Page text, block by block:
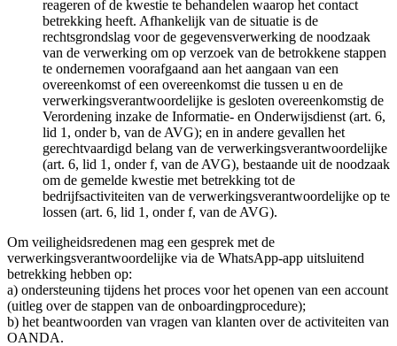
reageren of de kwestie te behandelen waarop het contact
betrekking heeft. Afhankelijk van de situatie is de
rechtsgrondslag voor de gegevensverwerking de noodzaak
van de verwerking om op verzoek van de betrokkene stappen
te ondernemen voorafgaand aan het aangaan van een
overeenkomst of een overeenkomst die tussen u en de
verwerkingsverantwoordelijke is gesloten overeenkomstig de
Verordening inzake de Informatie- en Onderwijsdienst (art. 6,
lid 1, onder b, van de AVG); en in andere gevallen het
gerechtvaardigd belang van de verwerkingsverantwoordelijke
(art. 6, lid 1, onder f, van de AVG), bestaande uit de noodzaak
om de gemelde kwestie met betrekking tot de
bedrijfsactiviteiten van de verwerkingsverantwoordelijke op te
lossen (art. 6, lid 1, onder f, van de AVG).
Om veiligheidsredenen mag een gesprek met de
verwerkingsverantwoordelijke via de WhatsApp-app uitsluitend
betrekking hebben op:
a) ondersteuning tijdens het proces voor het openen van een account
(uitleg over de stappen van de onboardingprocedure);
b) het beantwoorden van vragen van klanten over de activiteiten van
OANDA.